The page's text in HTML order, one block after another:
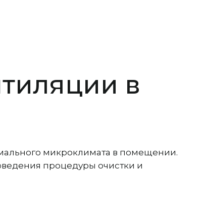
в
микроклимата в помещении.
процедуры очистки и